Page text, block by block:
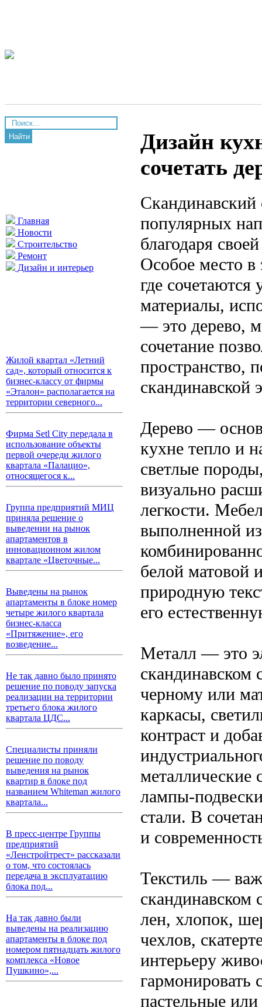
Найти
Главная
Новости
Строительство
Ремонт
Дизайн и интерьер
Жилой квартал «Летний
сад», который относится к
бизнес-классу от фирмы
«Эталон» располагается на
территории северного...
Фирма Setl City передала в
использование объекты
первой очереди жилого
квартала «Палацио»,
относящегося к...
Группа предприятий МИЦ
приняла решение о
выведении на рынок
апартаментов в
инновационном жилом
квартале «Цветочные...
Выведены на рынок
апартаменты в блоке номер
четыре жилого квартала
бизнес-класса
«Притяжение», его
возведение...
Не так давно было принято
решение по поводу запуска
реализации на территории
третьего блока жилого
квартала ЦДС...
Специалисты приняли
решение по поводу
выведения на рынок
квартир в блоке под
названием Whiteman жилого
квартала...
В пресс-центре Группы
предприятий
«Ленстройтрест» рассказали
о том, что состоялась
передача в эксплуатацию
блока под...
На так давно были
выведены на реализацию
апартаменты в блоке под
номером пятнадцать жилого
комплекса «Новое
Пушкино»,...
Дизайн
сочетать
Скандинавский
популярных
благодаря
Особое место
где
материалы,
— это дерево,
сочетание
пространство,
скандинавской
Дерево —
кухне тепло и
светлые
визуально
легкости.
выполненной
белой матовой
природную
его
Металл — это
скандинавском
черному или
каркасы,
контраст и
металлические
лампы-
стали. В
и
Текстиль —
скандинавском
лен, хлопок,
чехлов,
интерьеру
пастельные